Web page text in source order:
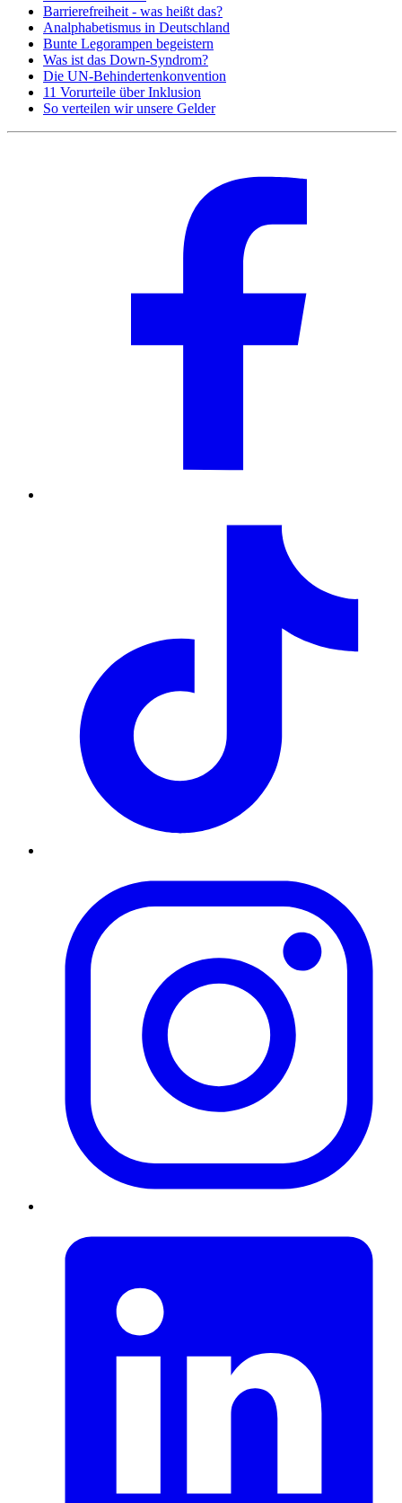
Barrierefreiheit - was heißt das?
Analphabetismus in Deutschland
Bunte Legorampen begeistern
Was ist das Down-Syndrom?
Die UN-Behindertenkonvention
11 Vorurteile über Inklusion
So verteilen wir unsere Gelder